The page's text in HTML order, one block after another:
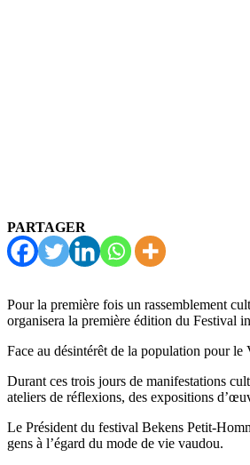
PARTAGER
Pour la première fois un rassemblement
organisera la première édition du Festival
Face au désintérêt de la population pour
Durant ces trois jours de manifestations
ateliers de réflexions, des expositions
Le Président du festival Bekens Petit-
gens à l’égard du mode de vie vaudou.